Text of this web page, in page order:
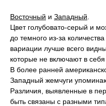
Восточный и Западный
Цвет голубовато-серый и
до темного из-за
вариации лучше всего
которые не включают в
В более ранней
Западный жемчуги
Различия, выявленные в
быть связаны с разными